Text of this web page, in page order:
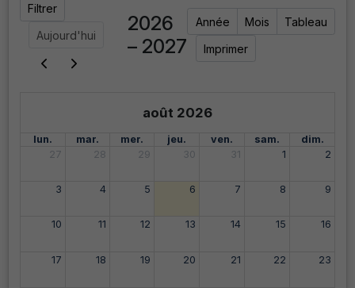
Filtrer
Aujourd'hui
2026
– 2027
Année Mois Tableau
Imprimer
août 2026
lun. mar. mer. jeu. ven. sam.
dim.
27
28 29 30 31 1 2
3 4 5 6 7 8 9
10 11 12 13 14 15 16
17 18 19 20 21 22 23